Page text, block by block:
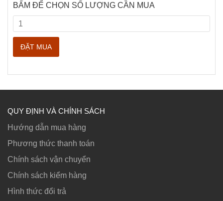
BẤM ĐỂ CHỌN SỐ LƯỢNG CẦN MUA
QUY ĐỊNH VÀ CHÍNH SÁCH
Hướng dẫn mua hàng
Phương thức thanh toán
Chính sách vận chuyển
Chính sách kiểm hàng
Hình thức đổi trả